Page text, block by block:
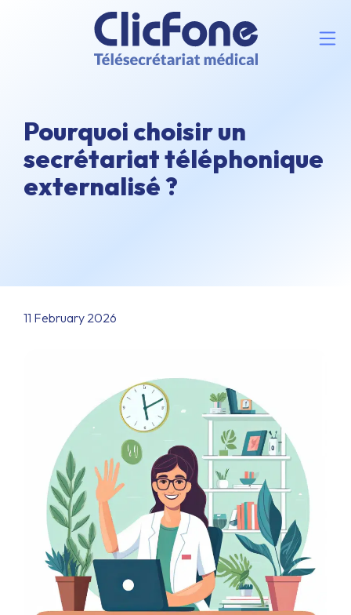
Pourquoi choisir un
secrétariat téléphonique
externalisé ?
11 February 2026